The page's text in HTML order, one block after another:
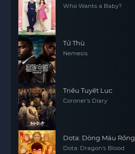
Who Wants a Baby?
Tử Thù
Nemesis
Triều Tuyết Lục
Coroner's Diary
Dota: Dòng Máu Rồng
Dota: Dragon's Blood